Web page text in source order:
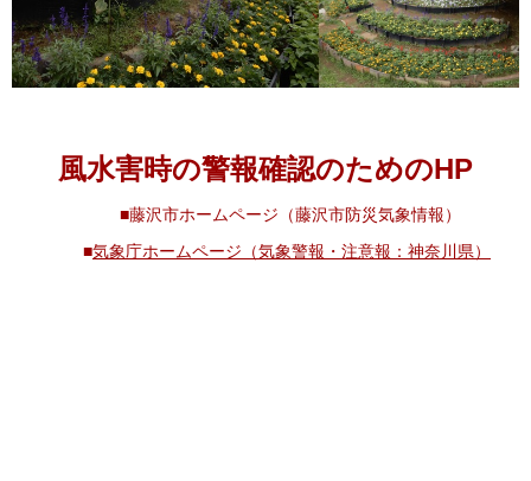
風水害時の警報確認のためのHP
■藤沢市ホームページ（藤沢市防災気象情報）
■気象庁ホームページ（気象警報・注意報：神奈川県）